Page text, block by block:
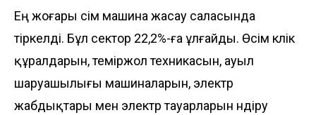
Ең жоғары өсім машина жасау саласында
тіркелді. Бұл сектор 22,2%-ға ұлғайды. Өсім көлік
құралдарын, теміржол техникасын, ауыл
шаруашылығы машиналарын, электр
жабдықтары мен электр тауарларын өндіру